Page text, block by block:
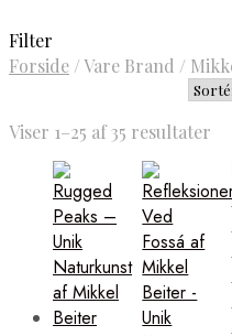
Filter
Forside /Vare Brand /
Viser 1–25 af 35 resultater